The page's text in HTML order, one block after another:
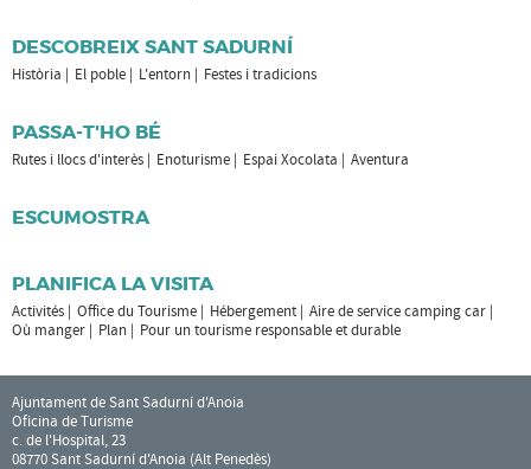
DESCOBREIX SANT SADURNÍ
Història El poble L'entorn Festes i tradicions
PASSA-T'HO BÉ
Rutes i llocs d'interès Enoturisme Espai Xocolata Aventura
ESCUMOSTRA
PLANIFICA LA VISITA
Activités Office du Tourisme Hébergement
Aire de service camping car
Où manger
Plan Pour un tourisme responsable et durable
Ajuntament de Sant Sadurní d'Anoia
Oficina de Turisme
c. de l'Hospital, 23
08770 Sant Sadurní d'Anoia (Alt Penedès)